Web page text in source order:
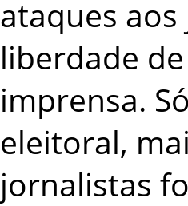
ataques
liberdade
imprensa.
eleitoral,
jornalistas